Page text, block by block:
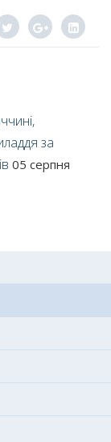
за
05 серпня